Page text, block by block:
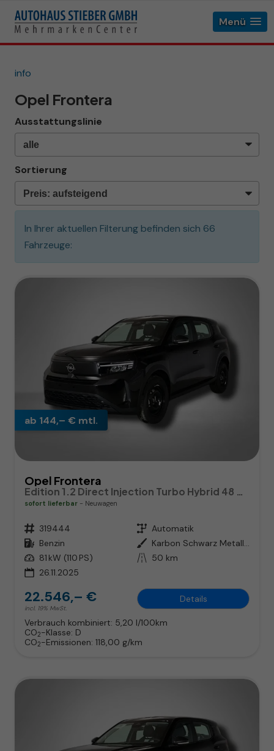
Menü
info
Opel Frontera
Ausstattungslinie
Sortierung
In Ihrer aktuellen Filterung befinden sich 66
Fahrzeuge:
ab 144,– € mtl.
Opel Frontera
sofort lieferbar Neuwagen
Fahrzeugnr. 319444 Getriebe Automatik
Kraftstoff Benzin Außenfarbe
Karbon Schwarz Metallic
Leistung 81 kW (110 PS) Kilometerstand 50 km
26.11.2025
22.546,– €
incl. 19% MwSt.
Details
Verbrauch kombiniert: 5,20 l/100km
CO2-Klasse: D
CO2-Emissionen: 118,00 g/km